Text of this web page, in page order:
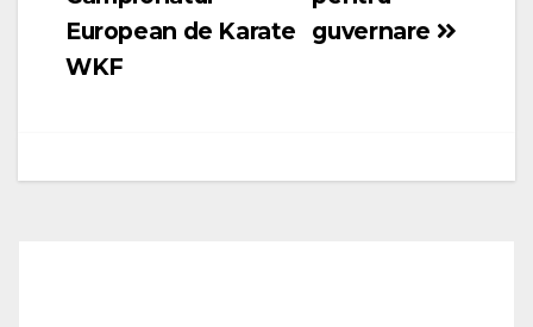
guvernare
European de Karate
WKF